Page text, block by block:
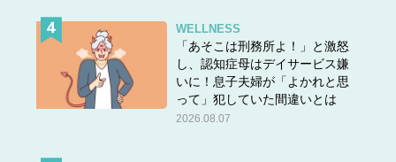
WELLNESS
「あそこは刑務所よ！」と激怒
し、認知症母はデイサービス嫌
いに！息子夫婦が「よかれと思
って」犯していた間違いとは
2026.08.07